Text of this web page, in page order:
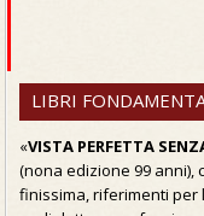
LIBRI
«VISTA PERFETTA
(nona edizione 99 anni),
finissima, riferimenti per